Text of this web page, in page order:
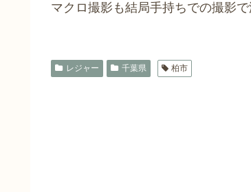
マクロ撮影も結局手持ちでの撮影で
レジャー 千葉県 柏市